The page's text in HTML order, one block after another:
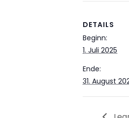
DETAILS
Beginn:
1. Juli 2025
Ende:
31. August